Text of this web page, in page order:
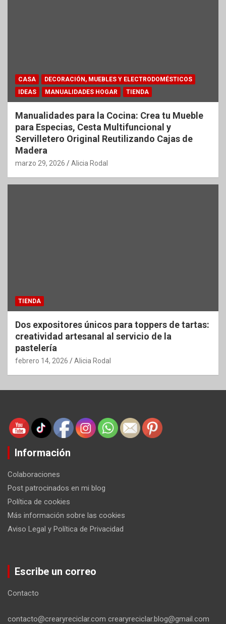
CASA
DECORACIÓN, MUEBLES Y ELECTRODOMÉSTICOS
IDEAS
MANUALIDADES HOGAR TIENDA
Manualidades para la Cocina: Crea tu Mueble
para Especias, Cesta Multifuncional y
Servilletero Original Reutilizando Cajas de
Madera
marzo 29, 2026 Alicia Rodal
TIENDA
Dos expositores únicos para toppers de tartas:
creatividad artesanal al servicio de la
pastelería
febrero 14, 2026 Alicia Rodal
Información
Colaboraciones
Post patrocinados en mi blog
Política de cookies
Más información sobre las cookies
Aviso Legal y Política de Privacidad
Escribe un correo
Contacto
contacto@crearyreciclar.com crearyreciclar.blog@gmail.com